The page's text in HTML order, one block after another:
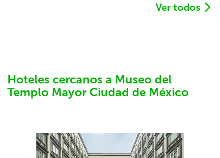
Ver todos
Hoteles cercanos a Museo del
Templo Mayor Ciudad de México